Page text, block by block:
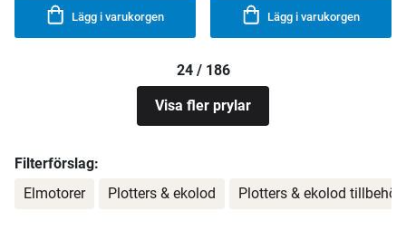
Lägg i varukorgen Lägg i varukorgen
24 / 186
Visa fler prylar
Filterförslag:
Elmotorer
Plotters & ekolod Plotters & ekolod tillbehör